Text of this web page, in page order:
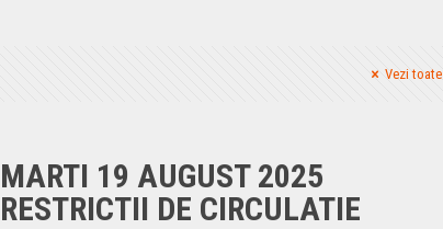
Vezi toate
MARTI 19 AUGUST 2025
RESTRICTII DE CIRCULATIE